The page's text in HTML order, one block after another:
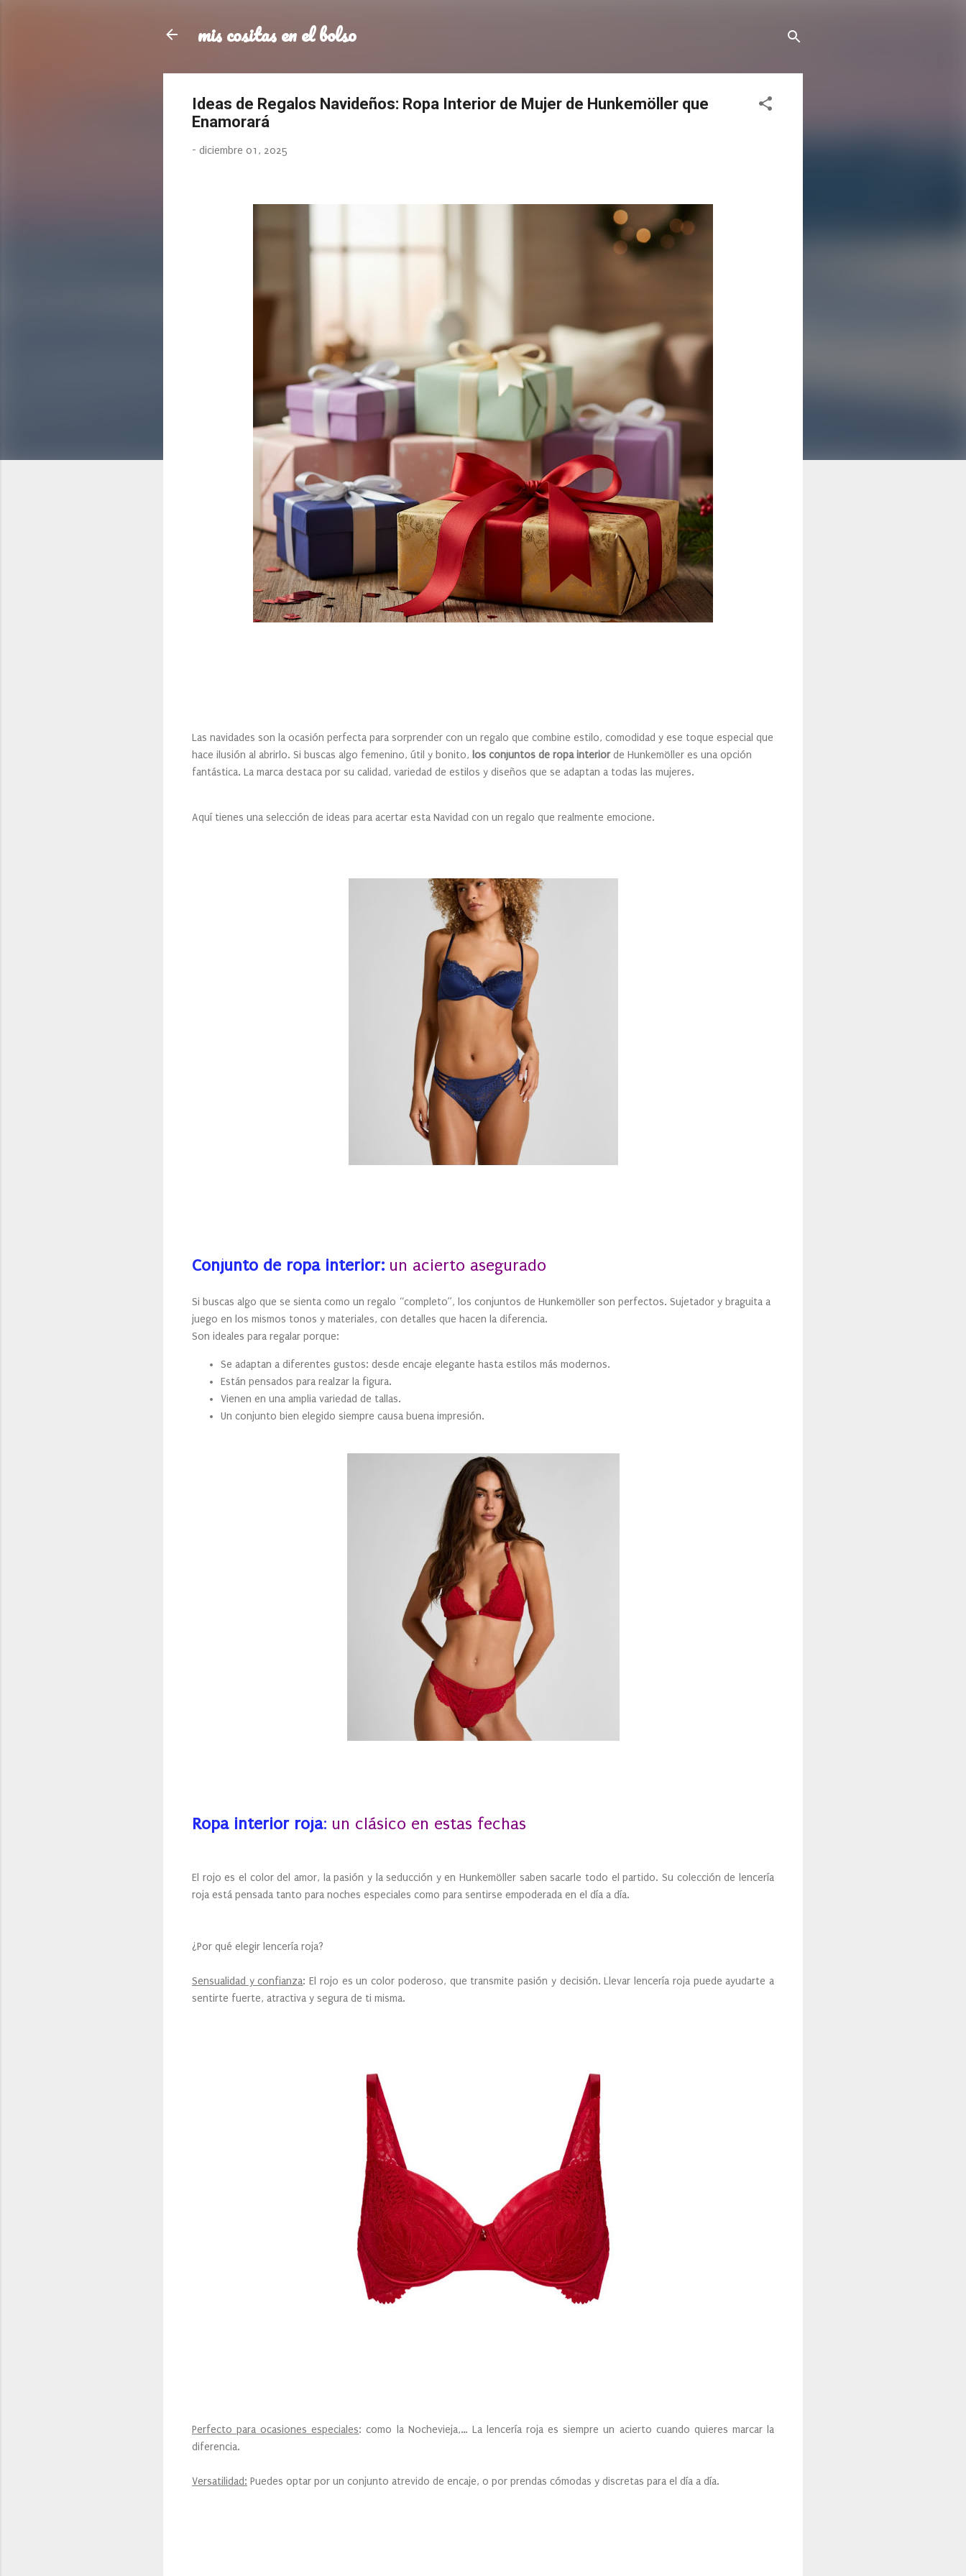
mis cositas en el bolso
Ideas de Regalos Navideños: Ropa Interior de Mujer de Hunkemöller que
Enamorará
- diciembre 01, 2025
Las navidades son la ocasión perfecta para sorprender con un regalo que combine estilo, comodidad y ese toque especial que
hace ilusión al abrirlo. Si buscas algo femenino, útil y bonito, los conjuntos de ropa interiorde Hunkemöller es una opción
fantástica. La marca destaca por su calidad, variedad de estilos y diseños que se adaptan a todas las mujeres.
Aquí tienes una selección de ideas para acertar esta Navidad con un regalo que realmente emocione.
Conjunto de ropa interior: un acierto asegurado
Si buscas algo que se sienta como un regalo “completo”, los conjuntos de Hunkemöller son perfectos. Sujetador y braguita a
juego en los mismos tonos y materiales, con detalles que hacen la diferencia.
Son ideales para regalar porque:
Se adaptan a diferentes gustos: desde encaje elegante hasta estilos más modernos.
Están pensados para realzar la figura.
Vienen en una amplia variedad de tallas.
Un conjunto bien elegido siempre causa buena impresión.
Ropa interior roja: un clásico en estas fechas
El rojo es el color del amor, la pasión y la seducción y en Hunkemöller saben sacarle todo el partido. Su colección de lencería
roja está pensada tanto para noches especiales como para sentirse empoderada en el día a día.
¿Por qué elegir lencería roja?
Sensualidad y confianza: El rojo es un color poderoso, que transmite pasión y decisión. Llevar lencería roja puede ayudarte a
sentirte fuerte, atractiva y segura de ti misma.
Perfecto para ocasiones especiales: como la Nochevieja,… La lencería roja es siempre un acierto cuando quieres marcar la
diferencia.
Versatilidad: Puedes optar por un conjunto atrevido de encaje, o por prendas cómodas y discretas para el día a día.